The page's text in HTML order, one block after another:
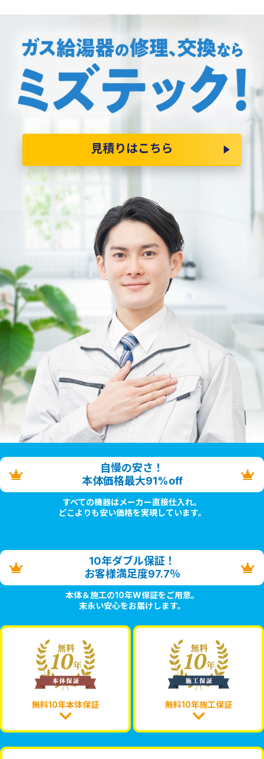
見積りはこちら
自慢の安さ！
本体価格最大91%off
すべての機器はメーカー直接仕入れ。
どこよりも安い価格を実現しています。
10年ダブル保証！
お客様満足度97.7％
本体＆施工の10年W保証をご用意。
末永い安心をお届けします。
無料10年本体保証 無料10年施工保証